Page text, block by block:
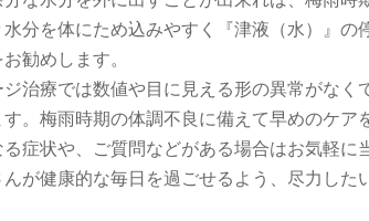
水分を体にため込みやすく『津液（水）』
勧めします。
治療では数値や目に見える形の異常がなく
。梅雨時期の体調不良に備えて早めのケア
症状や、ご質問などがある場合はお気軽に
が健康的な毎日を過ごせるよう、尽力した